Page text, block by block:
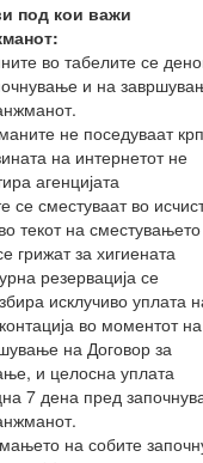
под кои важи
во табелите се
и на
не поседуваат
на интернетот не
агенцијата
се сместуваат во
текот на сместувањето
грижат за хигиената
резервација се
исклучиво уплата
во моментот на
на Договор за
и целосна уплата
7 дена пред
на собите